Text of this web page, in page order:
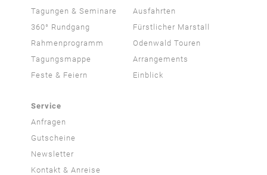
Tagungen & Seminare
360° Rundgang
Rahmenprogramm
Tagungsmappe
Feste & Feiern
Ausfahrten
Fürstlicher Marstall
Odenwald Touren
Arrangements
Einblick
Service
Anfragen
Gutscheine
Newsletter
Kontakt & Anreise